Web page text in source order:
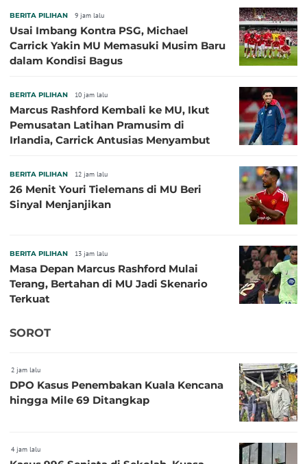
BERITA PILIHAN 9 jam lalu
Usai Imbang Kontra PSG, Michael
Carrick Yakin MU Memasuki Musim Baru
dalam Kondisi Bagus
BERITA PILIHAN 10 jam lalu
Marcus Rashford Kembali ke MU, Ikut
Pemusatan Latihan Pramusim di
Irlandia, Carrick Antusias Menyambut
BERITA PILIHAN 12 jam lalu
26 Menit Youri Tielemans di MU Beri
Sinyal Menjanjikan
BERITA PILIHAN 13 jam lalu
Masa Depan Marcus Rashford Mulai
Terang, Bertahan di MU Jadi Skenario
Terkuat
SOROT
2 jam lalu
DPO Kasus Penembakan Kuala Kencana
hingga Mile 69 Ditangkap
4 jam lalu